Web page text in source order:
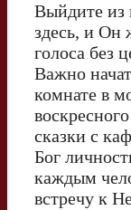
Выйдите из
здесь, и Он
голоса без
Важно
комнате в
сказки с
Бог
каждым
встречу к